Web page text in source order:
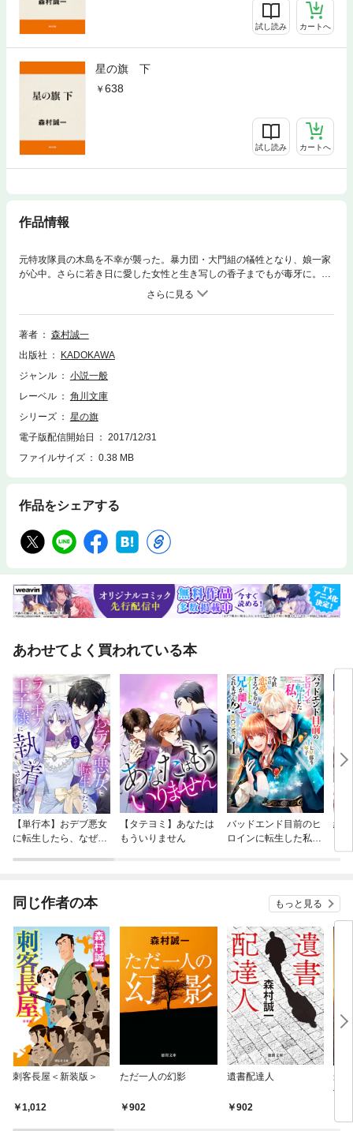
試し読み カートへ
星の旗 下
638
試し読み カートへ
作品情報
元特攻隊員の木島を不幸が襲った。暴力団・大門組の犠牲となり、娘一家
が心中。さらに若き日に愛した女性と生き写しの香子までもが毒牙に。木
島はかつての戦友達を招集し、復讐を果たすことを誓うが……。
著者
森村誠一
出版社
KADOKAWA
ジャンル
小説一般
レーベル
角川文庫
シリーズ
星の旗
電子版配信開始日
2017/12/31
ファイルサイズ
0.38 MB
作品をシェアする
あわせてよく買われている本
【単行本】おデブ悪女
に転生したら、なぜか
【タテヨミ】あなたは
もういりません
バッドエンド目前のヒ
ロインに転生した私、
結
同じ作者の本 もっと見る
刺客長屋＜新装版＞
1,012
ただ一人の幻影
902
遺書配達人
902
最
傑